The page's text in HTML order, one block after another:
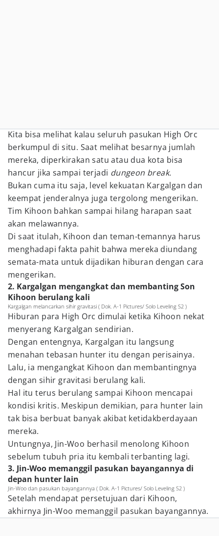
Kita bisa melihat kalau seluruh pasukan High Orc
berkumpul di situ. Saat melihat besarnya jumlah
mereka, diperkirakan satu atau dua kota bisa
hancur jika sampai terjadi dungeon break.
Bukan cuma itu saja, level kekuatan Kargalgan dan
keempat jenderalnya juga tergolong mengerikan.
Tim Kihoon bahkan sampai hilang harapan saat
akan melawannya.
Di saat itulah, Kihoon dan teman-temannya harus
menghadapi fakta pahit bahwa mereka diundang
semata-mata untuk dijadikan hiburan dengan cara
mengerikan.
2. Kargalgan mengangkat dan membanting Son
Kihoon berulang kali
Kargalgan melancarkan sihir gravitasi ( Dok. A-1 Pictures/ Solo Leveling S2 )
Hiburan para High Orc dimulai ketika Kihoon nekat
menyerang Kargalgan sendirian.
Dengan entengnya, Kargalgan itu langsung
menahan tebasan hunter itu dengan perisainya.
Lalu, ia mengangkat Kihoon dan membantingnya
dengan sihir gravitasi berulang kali.
Hal itu terus berulang sampai Kihoon mencapai
kondisi kritis. Meskipun demikian, para hunter lain
tak bisa berbuat banyak akibat ketidakberdayaan
mereka.
Untungnya, Jin-Woo berhasil menolong Kihoon
sebelum tubuh pria itu kembali terbanting lagi.
3. Jin-Woo memanggil pasukan bayangannya di
depan hunter lain
Jin-Woo dan pasukan bayangannya ( Dok. A-1 Pictures/ Solo Leveling S2 )
Setelah mendapat persetujuan dari Kihoon,
akhirnya Jin-Woo memanggil pasukan bayangannya.